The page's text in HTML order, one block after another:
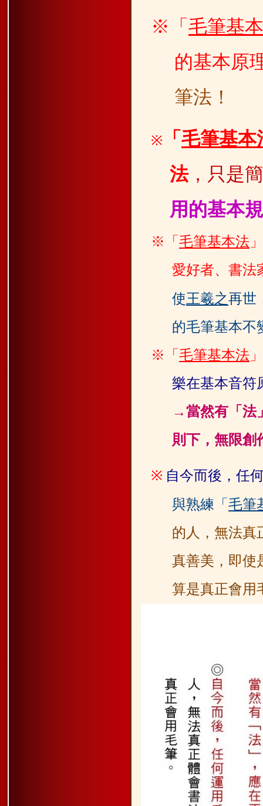
※「 毛筆基
的基本原
筆法！
※ 「 毛筆基本
法， 只是
用的基本
※「 毛筆基本法
愛好者、書法
使王羲之再世
的毛筆基本不
※「 毛筆基本法
樂在基本音符
→當然有「法
則下，無限創
※ 自今而後，任
與熟練「 毛筆
的 人，無法真
真善美，即使
算是真正會用